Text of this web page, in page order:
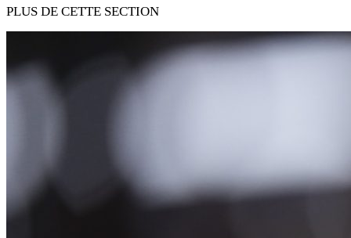
PLUS DE CETTE SECTION